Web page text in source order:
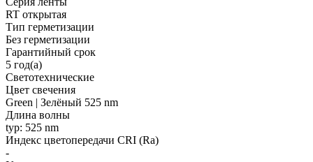
RT открытая
Тип герметизации
Без герметизации
Гарантийный срок
5 год(а)
Светотехнические
Цвет свечения
Green | Зелёный 525 nm
Длина волны
typ: 525 nm
Индекс цветопередачи CRI (Ra)
-